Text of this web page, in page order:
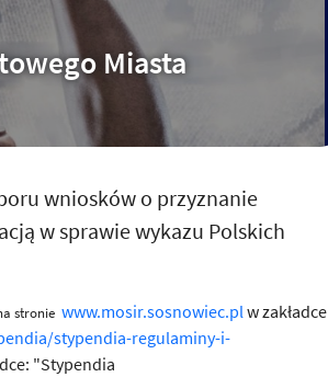
Miasta
wniosków o przyznanie
w sprawie wykazu Polskich
stronie www.mosir.sosnowiec.plw zakładce
stypendia-regulaminy-i-
"Stypendia